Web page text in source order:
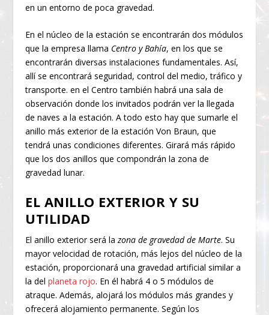
en un entorno de poca gravedad.
En el núcleo de la estación se encontrarán dos módulos
que la empresa llama Centro y Bahía, en los que se
encontrarán diversas instalaciones fundamentales. Así,
allí se encontrará seguridad, control del medio, tráfico y
transporte. en el Centro también habrá una sala de
observación donde los invitados podrán ver la llegada
de naves a la estación. A todo esto hay que sumarle el
anillo más exterior de la estación Von Braun, que
tendrá unas condiciones diferentes. Girará más rápido
que los dos anillos que compondrán la zona de
gravedad lunar.
EL ANILLO EXTERIOR Y SU
UTILIDAD
El anillo exterior será lazona de gravedad de Marte. Su
mayor velocidad de rotación, más lejos del núcleo de la
estación, proporcionará una gravedad artificial similar a
la delplaneta rojo. En él habrá 4 o 5 módulos de
atraque. Además, alojará los módulos más grandes y
ofrecerá alojamiento permanente. Según los